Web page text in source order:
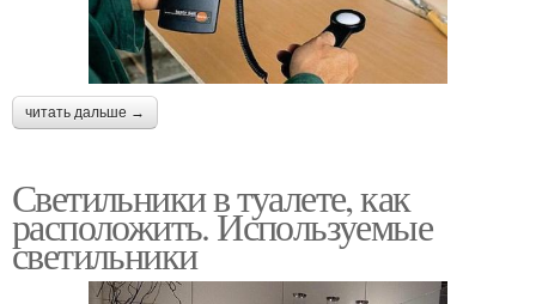
читать дальше →
Светильники в туалете, как
расположить. Используемые
светильники